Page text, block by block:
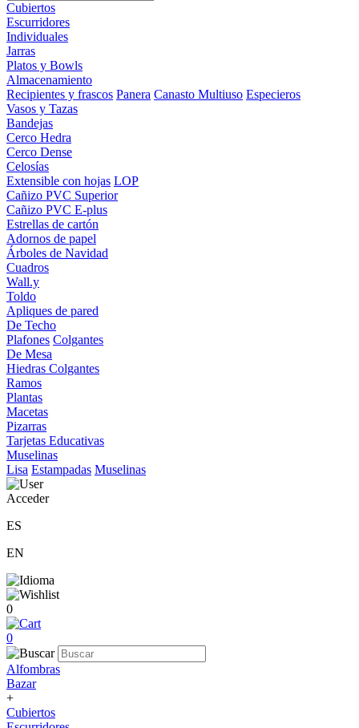
Cubiertos
Escurridores
Individuales
Jarras
Platos y Bowls
Almacenamiento
Recipientes y frascos Panera Canasto Multiuso Especieros
Vasos y Tazas
Bandejas
Cerco Hedra
Cerco Dense
Celosías
Extensible con hojas LOP
Cañizo PVC Superior
Cañizo PVC E-plus
Estrellas de cartón
Adornos de papel
Árboles de Navidad
Cuadros
Wall.y
Toldo
Apliques de pared
De Techo
Plafones Colgantes
De Mesa
Hiedras Colgantes
Ramos
Plantas
Macetas
Pizarras
Tarjetas Educativas
Muselinas
Lisa Estampadas Muselinas
Acceder
ES
EN
0
0
Alfombras
Bazar
+
Cubiertos